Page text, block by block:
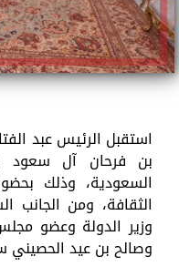
استقبل الرئيس عبد
بن فرحان آل سعود
السعودية، وذلك
الثقافة، ومن
وزير الدولة وعضو
وصالح بن عيد الحصيني